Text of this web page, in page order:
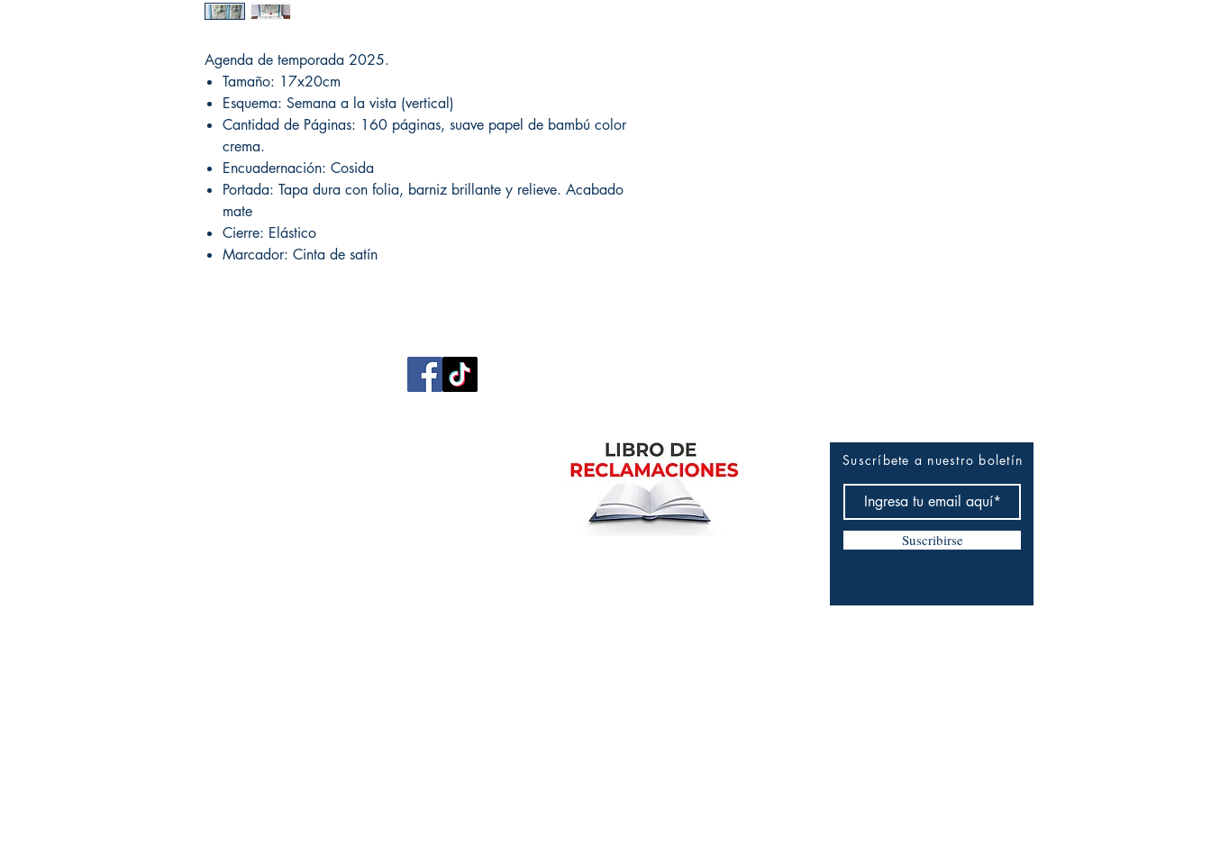
Agenda de temporada 2025.
Tamaño: 17x20cm
Esquema: Semana a la vista (vertical)
Cantidad de Páginas: 160 páginas, suave papel de bambú color
crema.
Encuadernación: Cosida
Portada: Tapa dura con folia, barniz brillante y relieve. Acabado
mate
Cierre: Elástico
Marcador: Cinta de satín
Suscríbete a nuestro boletín
Suscribirse